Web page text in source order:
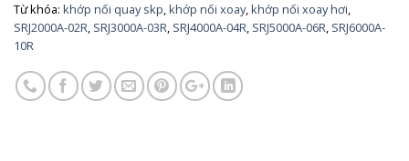
Từ khóa: khớp nối quay skp,khớp nối xoay,khớp nối xoay hơi,
SRJ2000A-02R, SRJ3000A-03R, SRJ4000A-04R, SRJ5000A-06R, SRJ6000A-
10R